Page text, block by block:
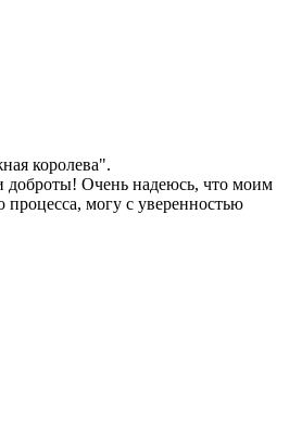
королева".
доброты! Очень надеюсь, что моим
могу с уверенностью